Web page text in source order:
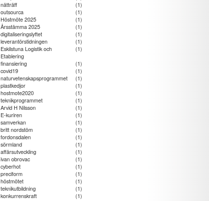
nätträff
(1)
outsourca
(1)
Höstmöte 2025
(1)
Årsstämma 2025
(1)
digitaliseringslyftet
(1)
leverantörstidningen
(1)
Eskilstuna Logistik och
Etablering
(1)
finansiering
(1)
covid19
(1)
naturvetenskapsprogrammet
(1)
plastkedjor
(1)
hostmote2020
(1)
teknikprogrammet
(1)
Arvid H Nilsson
(1)
E-kuriren
(1)
samverkan
(1)
britt nordstöm
(1)
fordonsdalen
(1)
sörmland
(1)
affärsutveckling
(1)
ivan obrovac
(1)
cyberhot
(1)
preciform
(1)
höstmötet
(1)
teknikutbildning
(1)
konkurrenskraft
(1)